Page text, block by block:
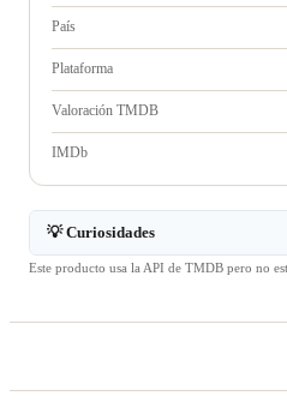
País
Plataforma
Valoración TMDB
IMDb
💡 Curiosidades
Este producto usa la API de TMDB pero no